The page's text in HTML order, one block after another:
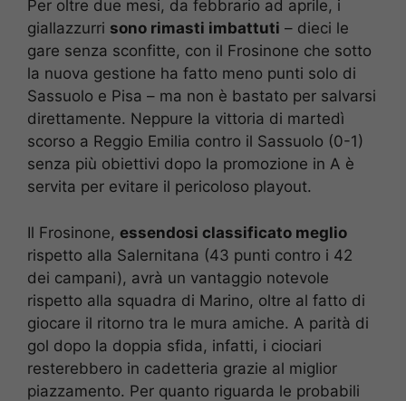
Per oltre due mesi, da febbrario ad aprile, i
giallazzurri sono rimasti imbattuti – dieci le
gare senza sconfitte, con il Frosinone che sotto
la nuova gestione ha fatto meno punti solo di
Sassuolo e Pisa – ma non è bastato per salvarsi
direttamente. Neppure la vittoria di martedì
scorso a Reggio Emilia contro il Sassuolo (0-1)
senza più obiettivi dopo la promozione in A è
servita per evitare il pericoloso playout.
Il Frosinone, essendosi classificato meglio
rispetto alla Salernitana (43 punti contro i 42
dei campani), avrà un vantaggio notevole
rispetto alla squadra di Marino, oltre al fatto di
giocare il ritorno tra le mura amiche. A parità di
gol dopo la doppia sfida, infatti, i ciociari
resterebbero in cadetteria grazie al miglior
piazzamento. Per quanto riguarda le probabili